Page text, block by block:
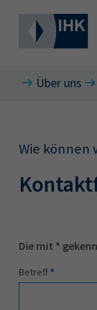
Aus- &
Hier können
Über uns
Wie können
Die mit *
Betreff *